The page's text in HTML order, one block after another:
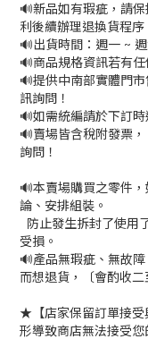
🔊新品如有瑕疵，請
利後續辦理退換貨程序
🔊出貨時間：週一 ~
🔊商品規格資訊若有
🔊提供中南部實體門
訊詢問！
🔊如需統編請於下訂
🔊賣場皆含稅附發票
詢問！
🔊本賣場購買之零件
論、安排組裝。
防止發生拆封了使用
受損。
🔊產品無瑕疵、無故
而想退貨，〔會酌收
★【店家保留訂單接受
形導致商店無法接受